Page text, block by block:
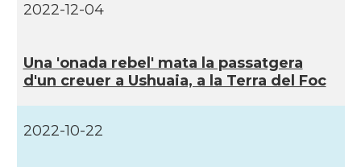
2022-12-04
Una 'onada rebel' mata la passatgera
d'un creuer a Ushuaia, a la Terra del Foc
2022-10-22